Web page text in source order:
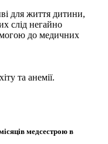
для життя дитини,
слід негайно
до медичних
та анемії.
медсестрою в